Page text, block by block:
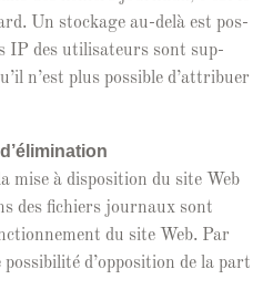
Un stock­age au-delà est pos­
IP des util­isa­teurs sont sup­
n’est plus pos­si­ble d’at­tribuer
mise à dis­po­si­tion du site Web
des fichiers jour­naux sont
du site Web. Par
d’op­po­si­tion de la part